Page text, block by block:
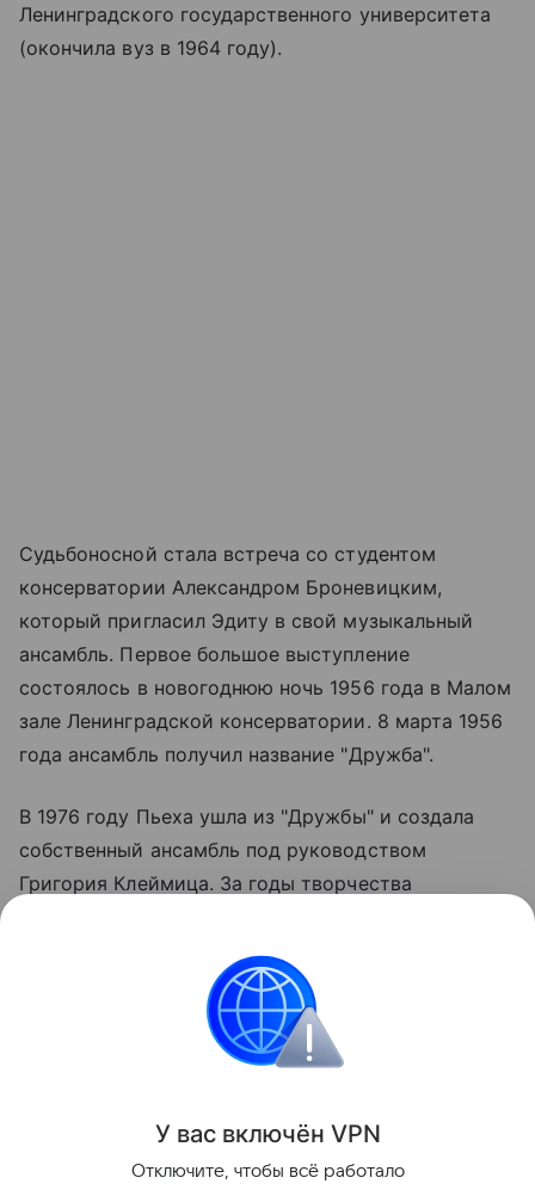
Ленинградского государственного университета
(окончила вуз в 1964 году).
Судьбоносной стала встреча со студентом
консерватории Александром Броневицким,
который пригласил Эдиту в свой музыкальный
ансамбль. Первое большое выступление
состоялось в новогоднюю ночь 1956 года в Малом
зале Ленинградской консерватории. 8 марта 1956
года ансамбль получил название "Дружба".
В 1976 году Пьеха ушла из "Дружбы" и создала
собственный ансамбль под руководством
Григория Клеймица. За годы творчества
песнями, в том числе на иностранных языках. Она
выпустила несколько десятков музыкальных
альбомов и посетила с концертами более 30
Поделиться
У вас включён VPN
Отключите, чтобы всё работало